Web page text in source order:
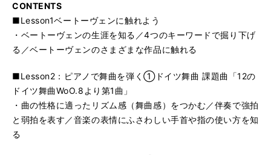
CONTENTS
■Lesson1ベートーヴェンに触れよう
・ベートーヴェンの生涯を知る／4つのキーワードで掘り下げ
る／ベートーヴェンのさまざまな作品に触れる
■Lesson2：ピアノで舞曲を弾く①ドイツ舞曲 課題曲「12の
ドイツ舞曲WoO.8より第1曲」
・曲の性格に適ったリズム感（舞曲感）をつかむ／伴奏で強拍
と弱拍を表す／音楽の表情にふさわしい手首や指の使い方を知
る